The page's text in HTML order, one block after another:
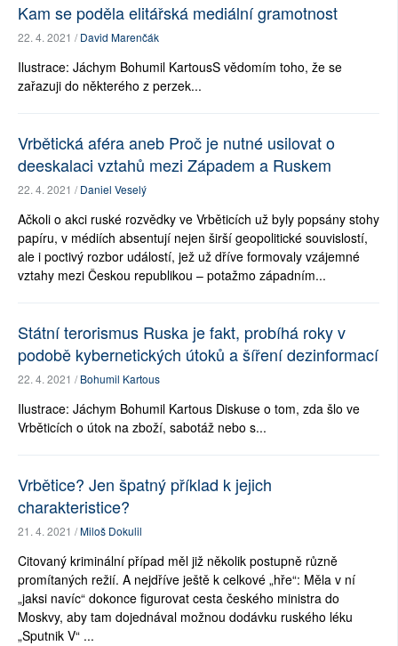
Kam se poděla elitářská mediální gramotnost
22. 4. 2021 /David Marenčák
Ilustrace: Jáchym Bohumil KartousS vědomím toho, že se
zařazuji do některého z perzek...
Vrbětická aféra aneb Proč je nutné usilovat o
deeskalaci vztahů mezi Západem a Ruskem
22. 4. 2021 /Daniel Veselý
Ačkoli o akci ruské rozvědky ve Vrběticích už byly popsány stohy
papíru, v médiích absentují nejen širší geopolitické souvislostí,
ale i poctivý rozbor událostí, jež už dříve formovaly vzájemné
vztahy mezi Českou republikou – potažmo západním...
Státní terorismus Ruska je fakt, probíhá roky v
podobě kybernetických útoků a šíření dezinformací
22. 4. 2021 /Bohumil Kartous
Ilustrace: Jáchym Bohumil Kartous Diskuse o tom, zda šlo ve
Vrběticích o útok na zboží, sabotáž nebo s...
Vrbětice? Jen špatný příklad k jejich
charakteristice?
21. 4. 2021 /Miloš Dokulil
Citovaný kriminální případ měl již několik postupně různě
promítaných režií. A nejdříve ještě k celkové „hře“: Měla v ní
„jaksi navíc“ dokonce figurovat cesta českého ministra do
Moskvy, aby tam dojednával možnou dodávku ruského léku
„Sputnik V“ ...